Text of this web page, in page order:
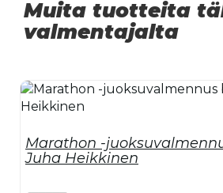
Muita tuotteita
valmentajalta
Marathon -
Juha Heikkinen